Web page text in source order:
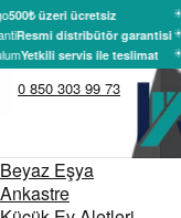
500₺ üzeri ücretsiz
Resmi distribütör garantisi
Yetkili servis ile teslimat
0 850 303 99 73
Beyaz Eşya
Ankastre